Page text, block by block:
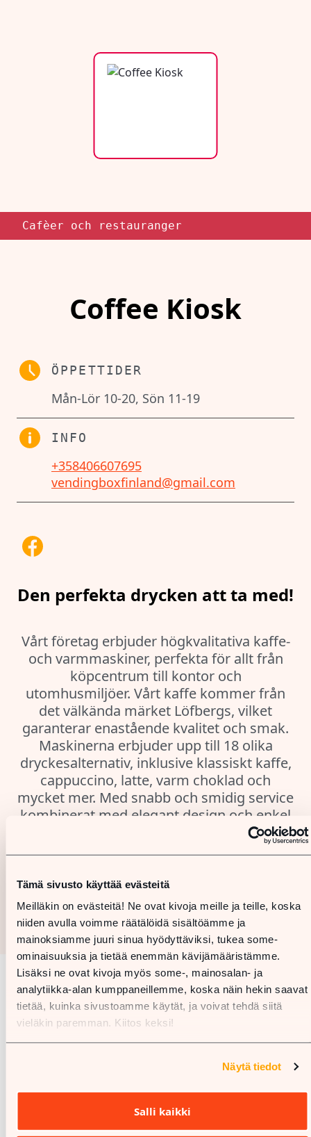
Tämä sivusto käyttää evästeitä
Meilläkin on evästeitä! Ne ovat kivoja meille ja teille, koska
niiden avulla voimme räätälöidä sisältöämme ja
mainoksiamme juuri sinua hyödyttäviksi, tukea some-
ominaisuuksia ja tietää enemmän kävijämääristämme.
Lisäksi ne ovat kivoja myös some-, mainosalan- ja
analytiikka-alan kumppaneillemme, koska näin hekin saavat
tietää, kuinka sivustoamme käytät, ja voivat tehdä siitä
vieläkin paremman. Kiitos keksi!
Näytä tiedot
Salli kaikki
Cafèer och restauranger
Coffee Kiosk
ÖPPETTIDER
Mån-Lör 10-20, Sön 11-19
INFO
+358406607695
vendingboxfinland@gmail.com
Den perfekta drycken att ta med!
Vårt företag erbjuder högkvalitativa kaffe-
och varmmaskiner, perfekta för allt från
köpcentrum till kontor och
utomhusmiljöer. Vårt kaffe kommer från
det välkända märket Löfbergs, vilket
garanterar enastående kvalitet och smak.
Maskinerna erbjuder upp till 18 olika
dryckesalternativ, inklusive klassiskt kaffe,
cappuccino, latte, varm choklad och
mycket mer. Med snabb och smidig service
kombinerat med elegant design och enkel
användning är vi ett pålitligt val. Vi värnar
om kundnöjdheten genom att erbjuda
lösningar.
Karta